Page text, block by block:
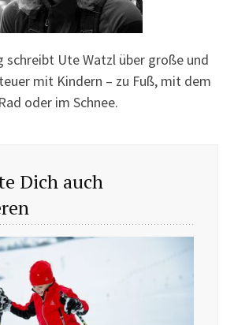
schreibt Ute Watzl über große und
mit Kindern – zu Fuß, mit dem
Rad oder im Schnee.
Dich auch